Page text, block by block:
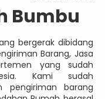
Bumbu
bergerak dibidang
Barang, Jasa
yang sudah
Kami sudah
pengiriman barang